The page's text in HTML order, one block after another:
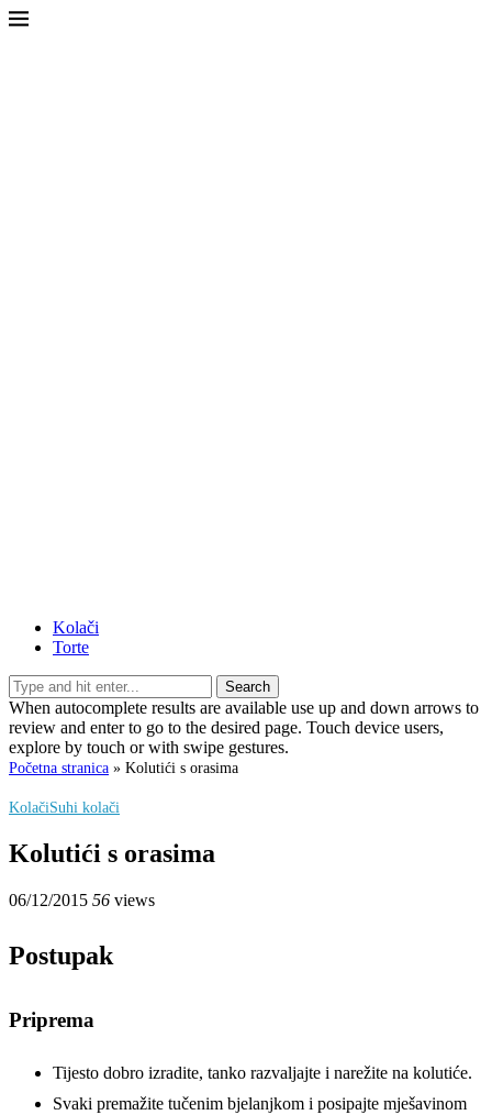
Kolači
Torte
Search
When autocomplete results are available use up and down arrows to
review and enter to go to the desired page. Touch device users,
explore by touch or with swipe gestures.
Početna stranica » Kolutići s orasima
KolačiSuhi kolači
Kolutići s orasima
06/12/2015 56 views
Postupak
Priprema
Tijesto dobro izradite, tanko razvaljajte i narežite na kolutiće.
Svaki premažite tučenim bjelanjkom i posipajte mješavinom